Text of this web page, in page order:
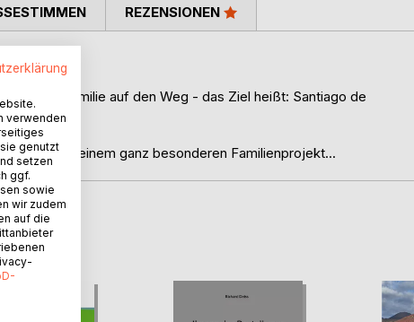
Familie auf den Weg - das Ziel heißt: Santiago de
sich zu einem ganz besonderen Familienprojekt...
REZENSIONEN
verwenden
genutzt
setzen
ggf.
sowie
wir zudem
auf die